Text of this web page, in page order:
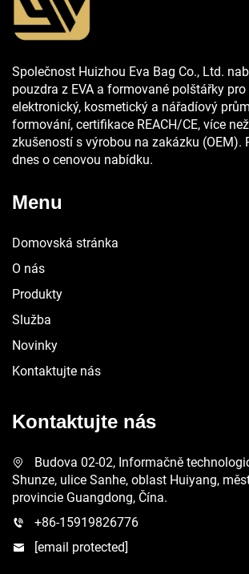
Společnost Huizhou Eva Bag Co., Ltd.
pouzdra z EVA a formované polštářky pro
elektronický, kosmetický a nářadíový
formování, certifikace REACH/CE, více
zkušeností s výrobou na zakázku (OEM).
dnes o cenovou nabídku.
Menu
Domovská stránka
O nás
Produkty
Služba
Novinky
Kontaktujte nás
Kontaktujte nás
Budova 02-02, Informačně
Shunze, ulice Sanhe, oblast Huiyang,
provincie Guangdong, Čína.
+86-15919826776
[email protected]